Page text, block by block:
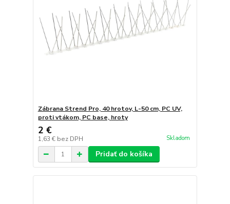
Zábrana Strend Pro, 40 hrotov, L-50 cm, PC UV,
proti vtákom, PC base, hroty
2 €
1,63 € bez DPH Skladom
Pridať do košíka